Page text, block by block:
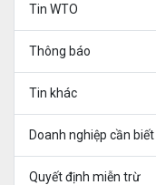
Tin WTO
Thông báo
Tin khác
Doanh nghiệp cần biết
Quyết định miễn trừ